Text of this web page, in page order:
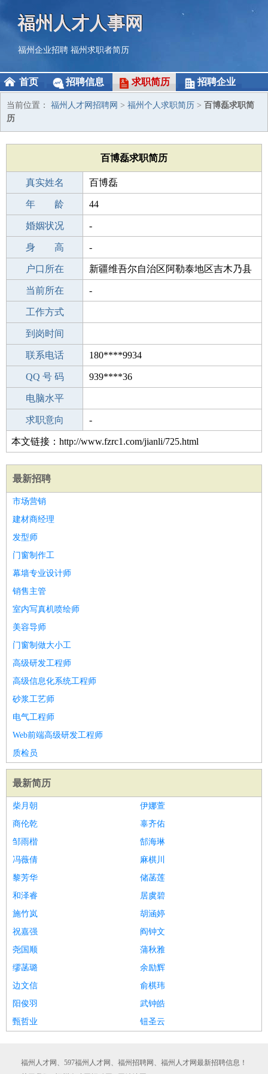
福州人才人事网
福州企业招聘 福州求职者简历
首页 招聘信息 求职简历 招聘企业
当前位置： 福州人才网招聘网 > 福州个人求职简历 > 百博磊求职简
历
百博磊求职简历
真实姓名 百博磊
性 别 男
年 龄 44
出生年月 1982-08-27
婚姻状况 -
学 历 高中
身 高 -
毕业学校 长乐第二中学
户口所在 新疆维吾尔自治区阿勒泰地区吉木乃县
所学专业 -
当前所在 -
工作经验
工作方式
驾 照
到岗时间
期望月薪
联系电话 180****9934
手机号码 180****9934
QQ 号 码 939****36
微信号码
电脑水平
外语水平
求职意向 -
本文链接：http://www.fzrc1.com/jianli/725.html
最新招聘
市场营销
建材商经理
发型师
门窗制作工
幕墙专业设计师
销售主管
室内写真机喷绘师
美容导师
门窗制做大小工
高级研发工程师
高级信息化系统工程师
砂浆工艺师
电气工程师
Web前端高级研发工程师
质检员
最新简历
柴月朝
伊娜萱
商伦乾
辜齐佑
邹雨楷
郜海琳
冯薇倩
麻棋川
黎芳华
储菡莲
和泽睿
居虞碧
施竹岚
胡涵婷
祝嘉强
阎钟文
尧国顺
蒲秋雅
缪菡璐
余励辉
边文信
俞棋玮
阳俊羽
武钟皓
甄哲业
钮圣云
福州人才网、597福州人才网、福州招聘网、福州人才网最新招聘信息！